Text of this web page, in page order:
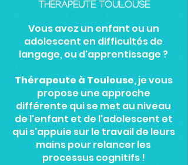
Vous avez un enfant ou un
adolescent en difficultés de
langage, ou d'apprentissage ?
Thérapeute à Toulouse, je vous
propose une approche
différente qui se met au niveau
de l'enfant et de l'adolescent et
qui s'appuie sur le travail de leurs
mains pour relancer les
processus cognitifs !
THÉRAPEUTE TOULOUSE